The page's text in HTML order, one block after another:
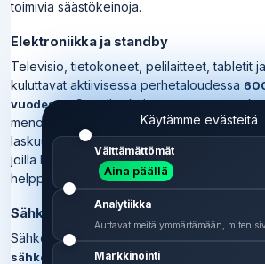
toimivia säästökeinoja.
Elektroniikka ja standby
Televisio, tietokoneet, pelilaitteet, tabletit
kuluttavat aktiivisessa perhetaloudessa
vuodessa. Standby-kulutus on monessa
menoerä: kymmenien laitteiden jatkuva
laskuun 200–500 kWh vuodessa.
joilla kaikki laitteet sammutetaan kerralla,
helppo tapa kuroa tätä erää.
Sähköauto kasvattaa kulutusta
Sähköauto on muuttanut150m2
sähkönkulutuksenrakennetta monessa
Käytämme evästeitä
Välttämättömät
Aina päällä
Analytiikka
Auttavat meitä ymmärtämään, miten
Markkinointi